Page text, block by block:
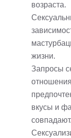
возраста.
жизни.
Запросы
вкусы и
совпадают.